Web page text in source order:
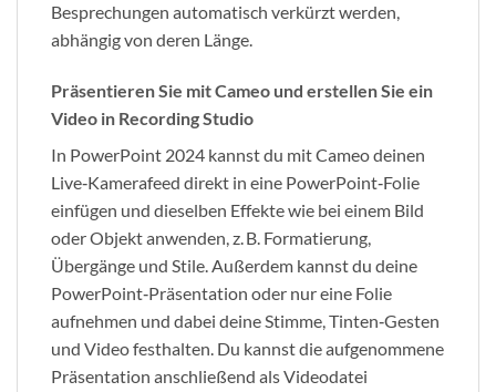
Besprechungen automatisch verkürzt werden,
abhängig von deren Länge.
Präsentieren Sie mit Cameo und erstellen Sie ein
Video in Recording Studio
In PowerPoint 2024 kannst du mit Cameo deinen
Live‑Kamerafeed direkt in eine PowerPoint‑Folie
einfügen und dieselben Effekte wie bei einem Bild
oder Objekt anwenden, z. B. Formatierung,
Übergänge und Stile. Außerdem kannst du deine
PowerPoint‑Präsentation oder nur eine Folie
aufnehmen und dabei deine Stimme, Tinten‑Gesten
und Video festhalten. Du kannst die aufgenommene
Präsentation anschließend als Videodatei